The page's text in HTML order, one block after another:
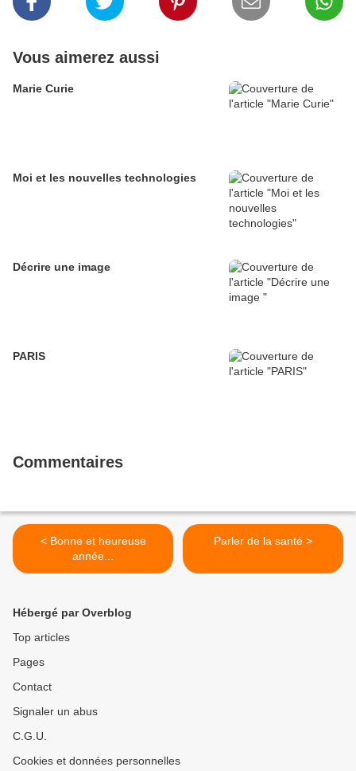
Vous aimerez aussi
Marie Curie
Moi et les nouvelles technologies
Décrire une image
PARIS
Commentaires
< Bonne et heureuse
année...
Parler de la santé >
Hébergé par Overblog
Top articles
Pages
Contact
Signaler un abus
C.G.U.
Cookies et données personnelles